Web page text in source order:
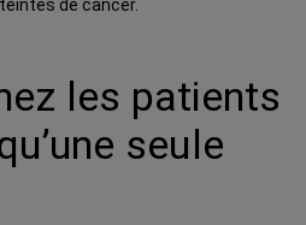
de cancer.
les patients
seule